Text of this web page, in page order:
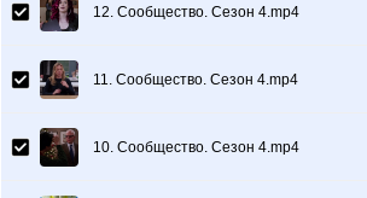
12. Сообщество. Сезон 4.mp4
11. Сообщество. Сезон 4.mp4
10. Сообщество. Сезон 4.mp4